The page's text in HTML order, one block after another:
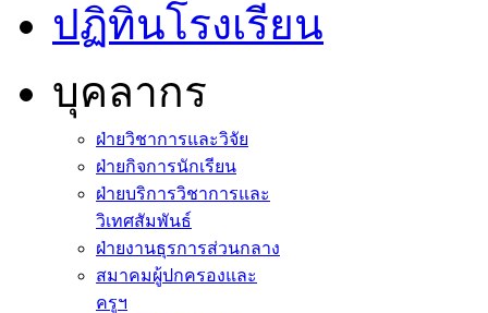
ปฏิทินโรงเรียน
บุคลากร
ฝ่ายวิชาการและวิจัย
ฝ่ายกิจการนักเรียน
ฝ่ายบริการวิชาการและ
วิเทศสัมพันธ์
ฝ่ายงานธุรการส่วนกลาง
สมาคมผู้ปกครองและ
ครูฯ